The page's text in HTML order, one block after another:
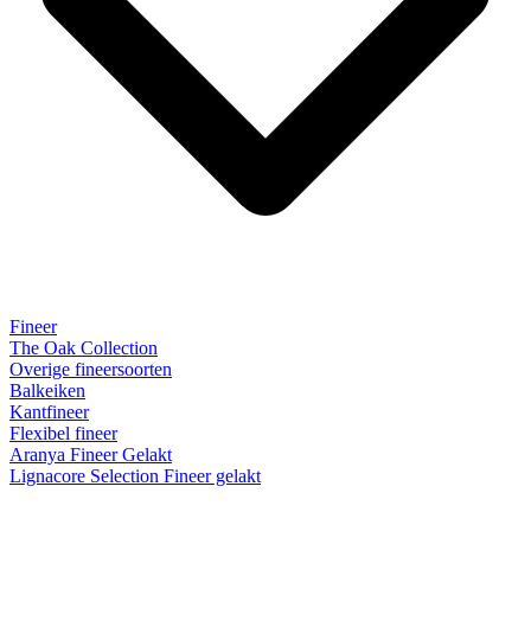
Fineer
The Oak Collection
Overige fineersoorten
Balkeiken
Kantfineer
Flexibel fineer
Aranya Fineer Gelakt
Lignacore Selection Fineer gelakt